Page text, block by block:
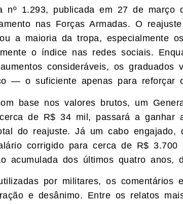
nº 1.293, publicada em 27 de março
nas Forças Armadas. O
a maioria da tropa, especialmente
o índice nas redes sociais.
consideráveis, os graduados
— o suficiente apenas para reforçar
base nos valores brutos, um
de R$ 34 mil, passará a ganhar
do reajuste. Já um cabo engajado,
corrigido para cerca de R$
acumulada dos últimos quatro anos,
por militares, os comentários
e desânimo. Entre os relatos